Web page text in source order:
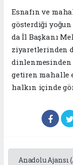
Esnafın ve
gösterdiği
da İl Başkanı
ziyaretlerinden
getiren mahalle
halkın içinde
Anadolu Ajansı